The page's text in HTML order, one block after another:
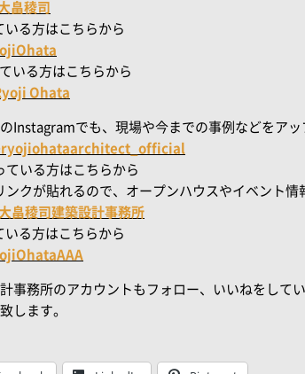
畠稜司
る方はこちらから
いる方はこちらから
Ohata
Instagramでも、現場や今までの事例などをアッ
ている方はこちらから
ンクが貼れるので、オープンハウスやイベント情
畠稜司建築設計事務所
る方はこちらから
事務所のアカウントもフォロー、いいねをして
します。